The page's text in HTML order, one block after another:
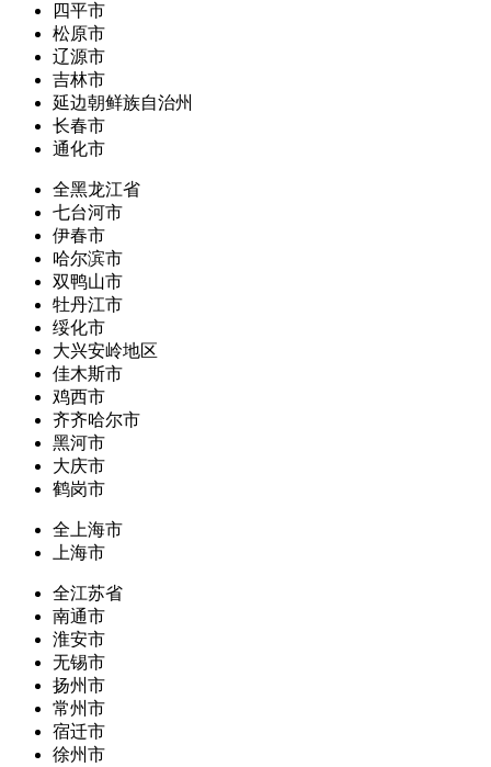
四平市
松原市
辽源市
吉林市
延边朝鲜族自治州
长春市
通化市
全黑龙江省
七台河市
伊春市
哈尔滨市
双鸭山市
牡丹江市
绥化市
大兴安岭地区
佳木斯市
鸡西市
齐齐哈尔市
黑河市
大庆市
鹤岗市
全上海市
上海市
全江苏省
南通市
淮安市
无锡市
扬州市
常州市
宿迁市
徐州市